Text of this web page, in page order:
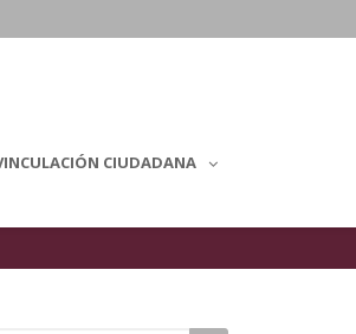
CIUDADANA